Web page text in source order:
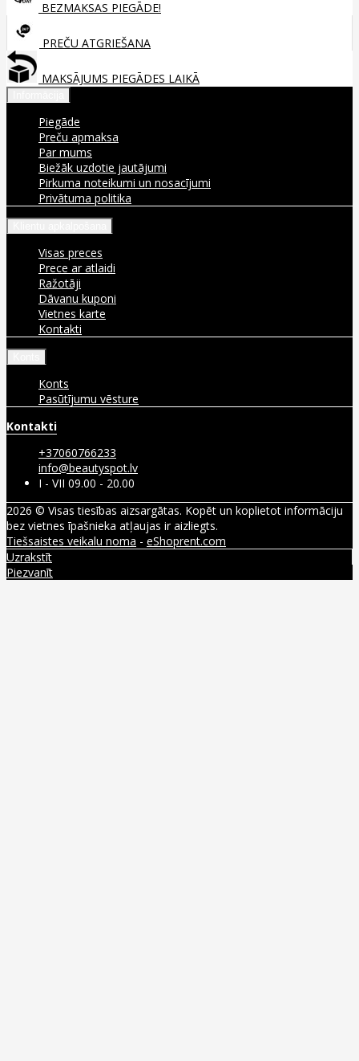
BEZMAKSAS PIEGĀDE!
PREČU ATGRIEŠANA
MAKSĀJUMS PIEGĀDES LAIKĀ
Piegāde
Preču apmaksa
Par mums
Biežāk uzdotie jautājumi
Pirkuma noteikumi un nosacījumi
Privātuma politika
Visas preces
Prece ar atlaidi
Ražotāji
Dāvanu kuponi
Vietnes karte
Kontakti
Konts
Pasūtījumu vēsture
Kontakti
+37060766233
info@beautyspot.lv
I - VII 09.00 - 20.00
2026 © Visas tiesības aizsargātas. Kopēt un koplietot informāciju
bez vietnes īpašnieka atļaujas ir aizliegts.
Tiešsaistes veikalu noma - eShoprent.com
Uzrakstīt
Piezvanīt